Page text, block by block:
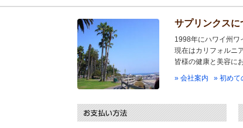
サプリンクスに
1998年にハワイ州ワ
現在はカリフォルニ
皆様の健康と美容に
» 会社案内
» 初めて